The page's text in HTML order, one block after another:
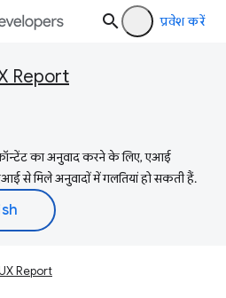
प्रवेश करें
Report
का अनुवाद करने के लिए, एआई
से मिले अनुवादों में गलतियां हो सकती हैं.
Report